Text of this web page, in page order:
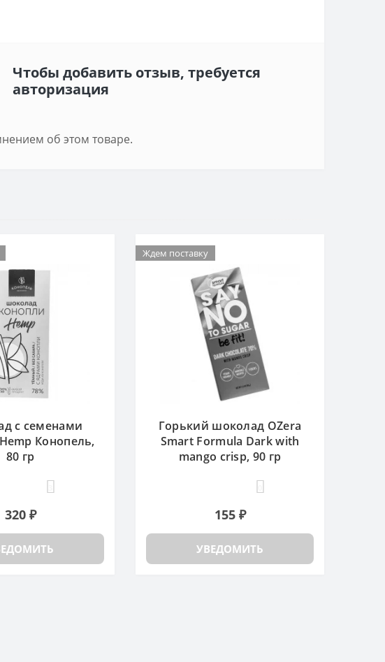
Чтобы добавить отзыв, требуется
авторизация
об этом товаре.
с семенами
Конопель,
80 гр
320 ₽
Ждем поставку
Горький шоколад OZera
Smart Formula Dark with
mango crisp, 90 гр
155 ₽
УВЕДОМИТЬ